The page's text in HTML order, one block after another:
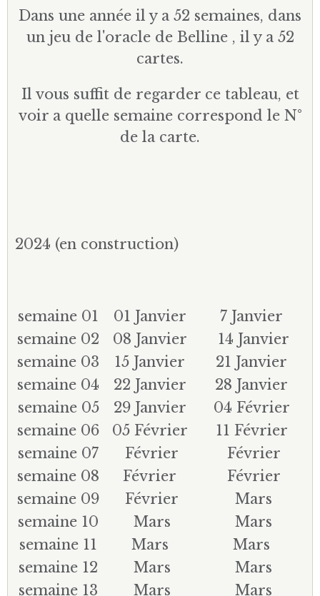
Dans une année il y a 52 semaines, dans
un jeu de l'oracle de Belline , il y a 52
cartes.
Il vous suffit de regarder ce tableau, et
voir a quelle semaine correspond le N°
de la carte.
2024 (en construction)
semaine 01 01 Janvier
7 Janvier
semaine 02
08 Janvier
14 Janvier
semaine 03
15 Janvier
21 Janvier
semaine 04
22 Janvier
28 Janvier
semaine 05
29 Janvier
04 Février
semaine 06
05 Février
11 Février
semaine 07
Février
Février
semaine 08
Février
Février
semaine 09
Février
Mars
semaine 10
Mars
Mars
semaine 11
Mars
Mars
semaine 12
Mars
Mars
semaine 13
Mars
Mars